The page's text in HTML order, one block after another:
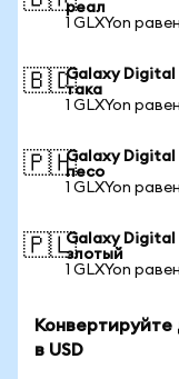
реал
1 GLXYon
🇧🇩Galaxy Digital
така
1 GLXYon
🇵🇭Galaxy Digital
песо
1 GLXYon
🇵🇱Galaxy Digital
злотый
1 GLXYon
в USD